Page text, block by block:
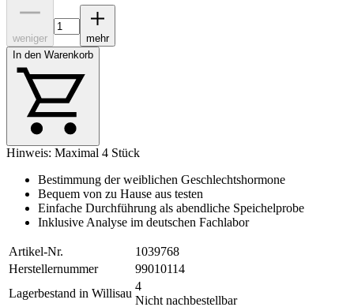
weniger
mehr
In den Warenkorb
Hinweis: Maximal 4 Stück
Bestimmung der weiblichen Geschlechtshormone
Bequem von zu Hause aus testen
Einfache Durchführung als abendliche Speichelprobe
Inklusive Analyse im deutschen Fachlabor
Artikel-Nr.
1039768
Herstellernummer
99010114
Lagerbestand in Willisau
4
Nicht nachbestellbar